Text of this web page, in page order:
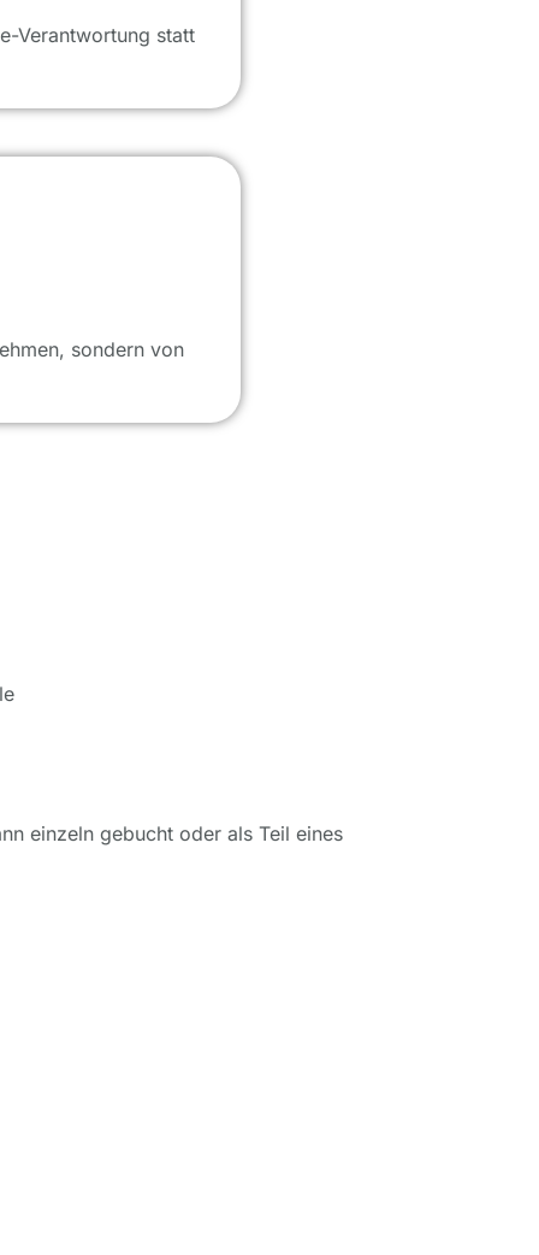
Verantwortung statt
sondern von
einzeln gebucht oder als Teil eines